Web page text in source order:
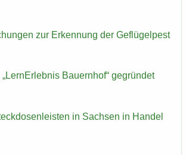
zur Er­ken­nung der Ge­flü­gel­pest
„Lern­Erleb­nis Bau­ern­hof“ ge­grün­det
in Sach­sen in Han­del